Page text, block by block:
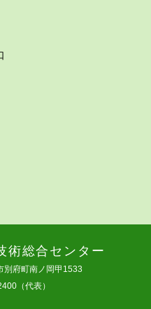
術総合センター
別府町南ノ岡甲1533
（代表）